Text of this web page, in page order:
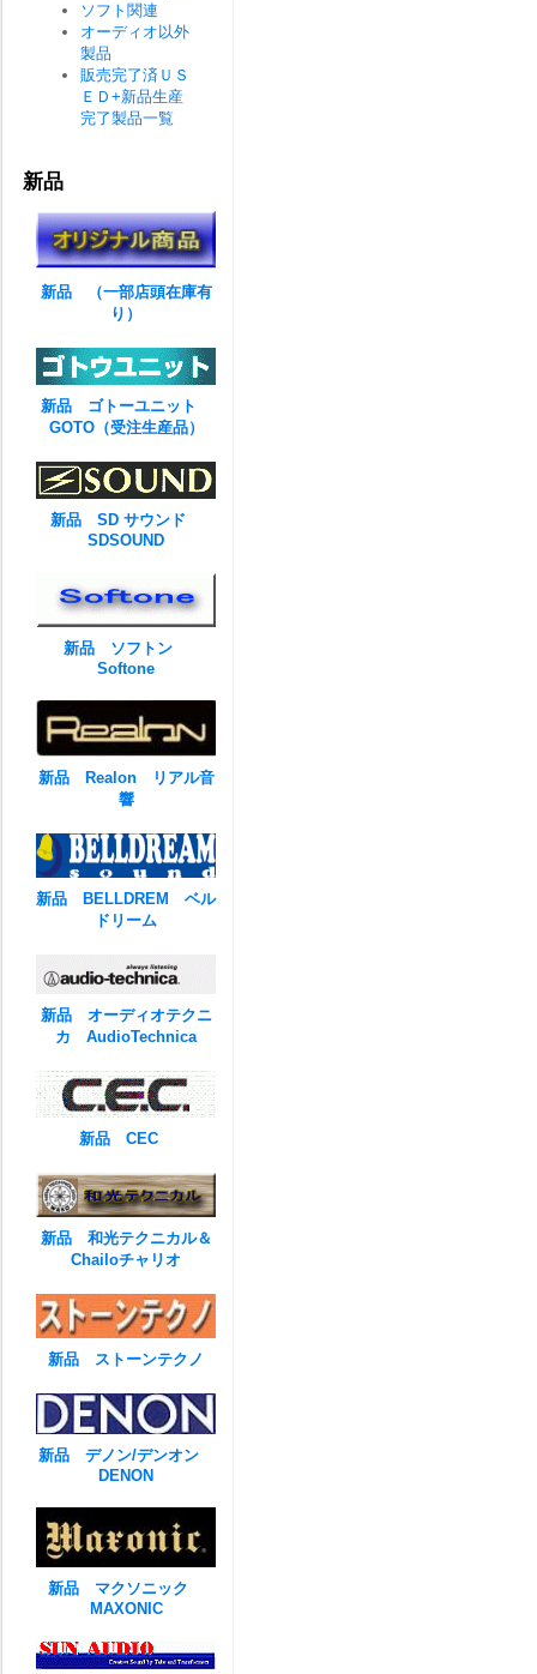
ソフト関連
オーディオ以外
製品
販売完了済ＵＳ
ＥＤ+新品生産
完了製品一覧
新品
新品 （一部店頭在庫有
り）
新品 ゴトーユニット
GOTO（受注生産品）
新品 SD サウンド
SDSOUND
新品 ソフトン
Softone
新品 Realon リアル音
響
新品 BELLDREM ベル
ドリーム
新品 オーディオテクニ
カ AudioTechnica
新品 CEC
新品 和光テクニカル＆
Chailoチャリオ
新品 ストーンテクノ
新品 デノン/デンオン
DENON
新品 マクソニック
MAXONIC